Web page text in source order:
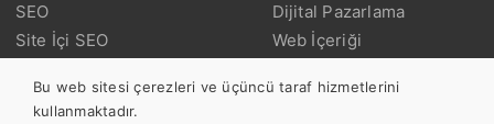
SEO
Site İçi SEO
Teknik SEO
Dijital Pazarlama
Web İçeriği
UX – Kullanıcı Deneyimi
Bu web sitesi çerezleri ve üçüncü taraf hizmetlerini
kullanmaktadır.